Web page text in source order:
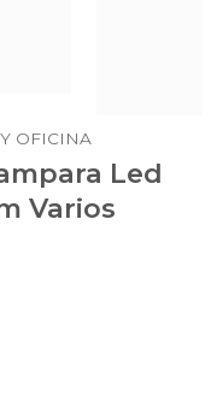
OFICINA
Led
Varios